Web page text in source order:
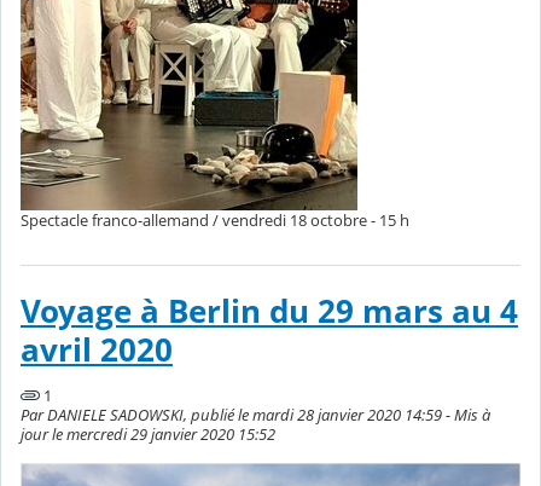
Spectacle franco-allemand / vendredi 18 octobre - 15 h
Voyage à Berlin du 29 mars au 4
avril 2020
1
Par DANIELE SADOWSKI, publié le mardi 28 janvier 2020 14:59 - Mis à
jour le mercredi 29 janvier 2020 15:52